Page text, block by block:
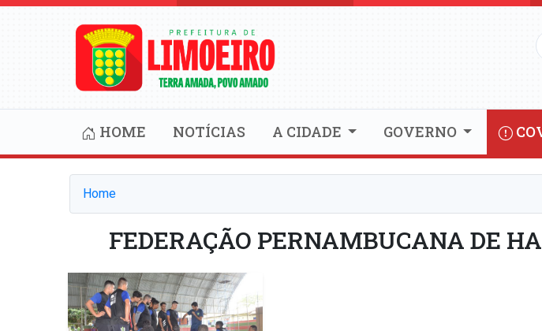
HOME NOTÍCIAS A CIDADE GOVERNO
Home
FEDERAÇÃO PERNAMBUCANA DE